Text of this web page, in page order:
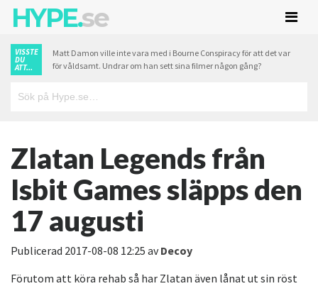
HYPE.se
VISSTE
DU
ATT...
Matt Damon ville inte vara med i Bourne Conspiracy för att det var
för våldsamt. Undrar om han sett sina filmer någon gång?
Zlatan Legends från
Isbit Games släpps den
17 augusti
Publicerad 2017-08-08 12:25 avDecoy
Förutom att köra rehab så har Zlatan även lånat ut sin röst